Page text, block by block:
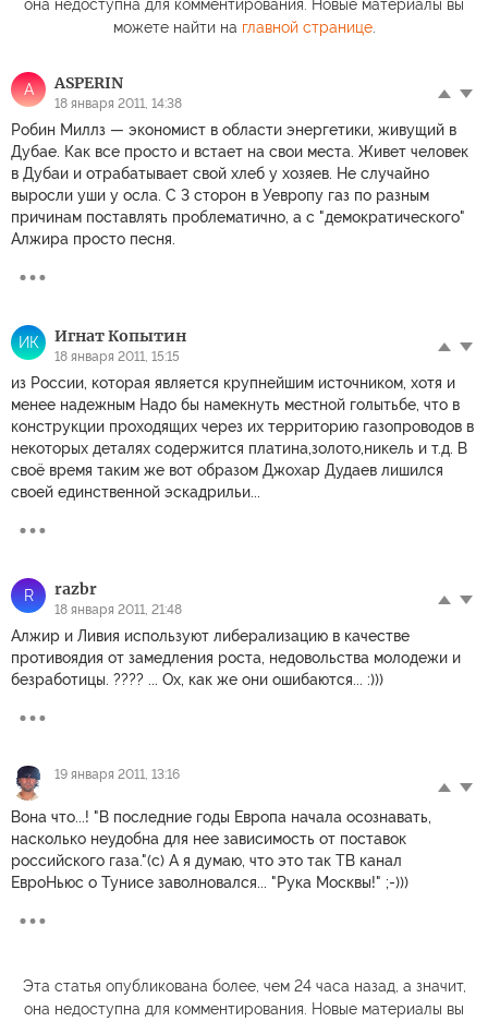
она недоступна для комментирования. Новые материалы вы
можете найти на главной странице.
A ASPERIN
18 января 2011, 14:38
Робин Миллз — экономист в области энергетики, живущий в
Дубае. Как все просто и встает на свои места. Живет человек
в Дубаи и отрабатывает свой хлеб у хозяев. Не случайно
выросли уши у осла. С 3 сторон в Уевропу газ по разным
причинам поставлять проблематично, а с "демократического"
Алжира просто песня.
ИК Игнат Копытин
18 января 2011, 15:15
из России, которая является крупнейшим источником, хотя и
менее надежным Надо бы намекнуть местной голытьбе, что в
конструкции проходящих через их территорию газопроводов в
некоторых деталях содержится платина,золото,никель и т.д. В
своё время таким же вот образом Джохар Дудаев лишился
своей единственной эскадрильи...
R razbr
18 января 2011, 21:48
Алжир и Ливия используют либерализацию в качестве
противоядия от замедления роста, недовольства молодежи и
безработицы. ???? ... Ох, как же они ошибаются... :)))
19 января 2011, 13:16
Вона что...! "В последние годы Европа начала осознавать,
насколько неудобна для нее зависимость от поставок
российского газа."(с) А я думаю, что это так ТВ канал
ЕвроНьюс о Тунисе заволновался... "Рука Москвы!" ;-)))
Эта статья опубликована более, чем 24 часа назад, а значит,
она недоступна для комментирования. Новые материалы вы